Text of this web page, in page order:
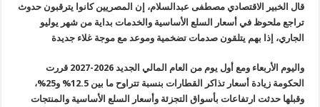
قال الخبير الاقتصادي مصطفى عبدالسلام، إن المصريين كانوا يترقبون حدوث
تراجع ملحوظ في أسعار السلع الأساسية والخدمات بداية من شهر يوليو
الجاري، إذا بهم يتلقون صدمات تضخمية وموعد مع موجة غلاء جديدة
واليوم الأربعاء ومع أول يوم من العام المالي الجديد 2026-2027 قررت
الحكومة زيادة أسعار تذاكر القطارات بنسبة تتراوح ما بين 12.5% و25%،
وقبلها حدثت ارتفاعات بأسواق التجزئة وأسعار السلع الأساسية والمنتجات